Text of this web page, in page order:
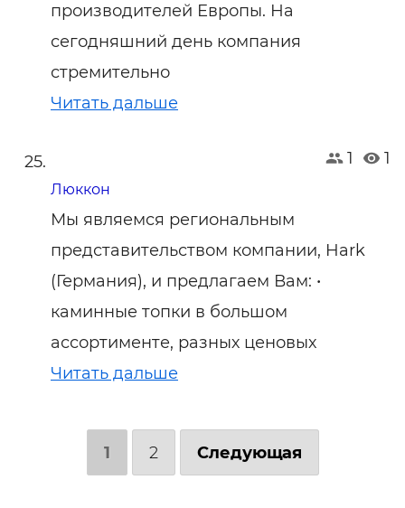
производителей Европы. На
сегодняшний день компания
стремительно
Читать дальше
1 1
Люккон
Мы являемся региональным
представительством компании, Hark
(Германия), и предлагаем Вам: •
каминные топки в большом
ассортименте, разных ценовых
Читать дальше
1 2 Следующая